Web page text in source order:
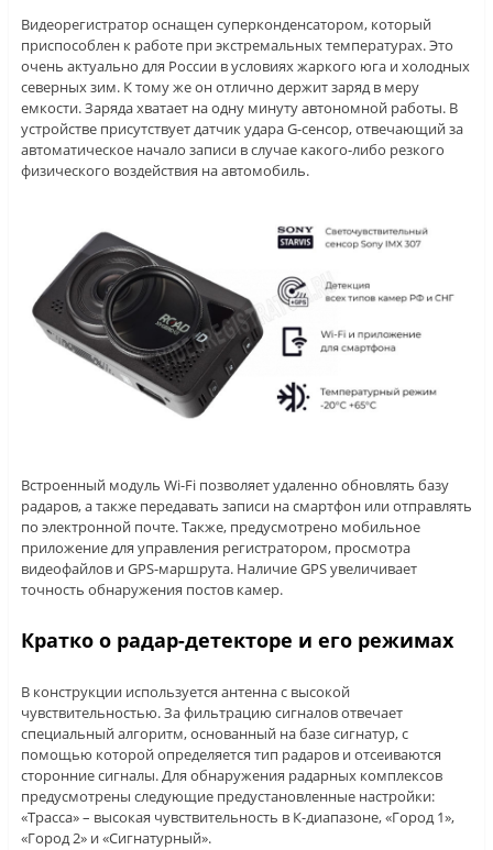
Видеорегистратор оснащен суперконденсатором, который
приспособлен к работе при экстремальных температурах. Это
очень актуально для России в условиях жаркого юга и холодных
северных зим. К тому же он отлично держит заряд в меру
емкости. Заряда хватает на одну минуту автономной работы. В
устройстве присутствует датчик удара G-сенсор, отвечающий за
автоматическое начало записи в случае какого-либо резкого
физического воздействия на автомобиль.
Встроенный модуль Wi-Fi позволяет удаленно обновлять базу
радаров, а также передавать записи на смартфон или отправлять
по электронной почте. Также, предусмотрено мобильное
приложение для управления регистратором, просмотра
видеофайлов и GPS-маршрута. Наличие GPS увеличивает
точность обнаружения постов камер.
Кратко о радар-детекторе и его режимах
В конструкции используется антенна с высокой
чувствительностью. За фильтрацию сигналов отвечает
специальный алгоритм, основанный на базе сигнатур, с
помощью которой определяется тип радаров и отсеиваются
сторонние сигналы. Для обнаружения радарных комплексов
предусмотрены следующие предустановленные настройки:
«Трасса» – высокая чувствительность в К-диапазоне, «Город 1»,
«Город 2» и «Сигнатурный».